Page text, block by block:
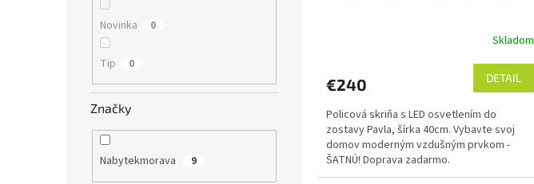
Novinka 0
Tip 0
Značky
Nabytekmorava 9
Skladom
€240 DETAIL
Policová skriňa s LED osvetlením do
zostavy Pavla, šírka 40cm. Vybavte svoj
domov moderným vzdušným prvkom -
ŠATNÚ! Doprava zadarmo.